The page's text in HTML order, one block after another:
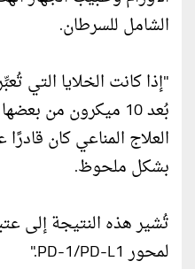
الشامل للسرطان.
"إذا كانت الخلايا التي
بُعد 10 ميكرون من
العلاج المناعي كان
بشكل ملحوظ.
تُشير هذه النتيجة إلى
لمحور PD-1/PD-L1."